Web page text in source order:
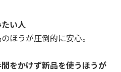
い人
ほうが圧倒的に安心。
をかけず新品を使うほうが